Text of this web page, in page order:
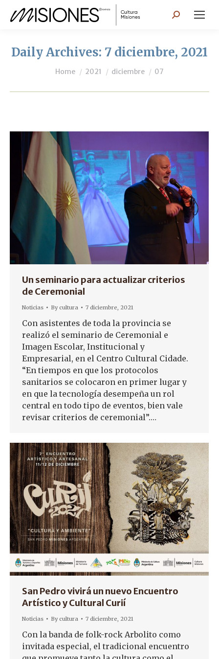
Search:
Daily Archives: 7 diciembre, 2021
You are here:
Home 2021 diciembre 07
Un seminario para actualizar criterios
de Ceremonial
Noticias Bycultura 7 diciembre, 2021
Con asistentes de toda la provincia se
realizó el seminario de Ceremonial e
Imagen Escolar, Institucional y
Empresarial, en el Centro Cultural Cidade.
“En tiempos en que los protocolos
sanitarios se colocaron en primer lugar y
en que la tecnología desempeña un rol
central en todo tipo de eventos, bien vale
revisar criterios de ceremonial”.…
San Pedro vivirá un nuevo Encuentro
Artístico y Cultural Curií
Noticias Bycultura 7 diciembre, 2021
Con la banda de folk-rock Arbolito como
invitada especial, el tradicional encuentro